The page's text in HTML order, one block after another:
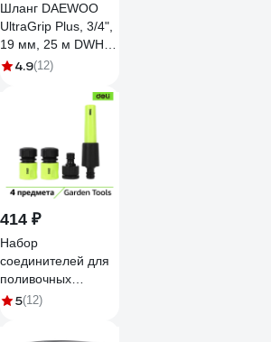
Шланг DAEWOO
UltraGrip Plus, 3/4",
19 мм, 25 м DWH
5134
4.9(12)
414 ₽
Набор
соединителей для
поливочных
шлангов 1/2
5(12)